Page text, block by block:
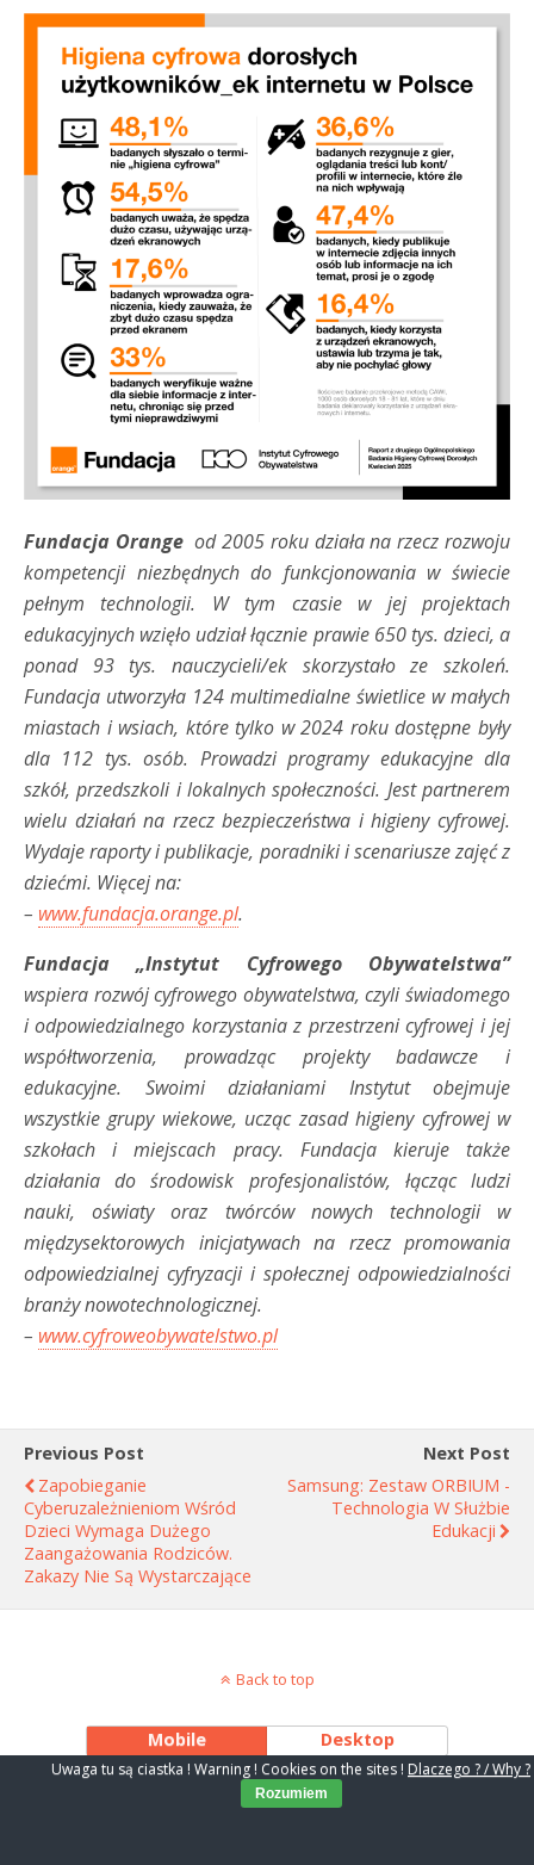
Fundacja Orange od 2005 roku działa na rzecz rozwoju
kompetencji niezbędnych do funkcjonowania w świecie
pełnym technologii. W tym czasie w jejprojektach
edukacyjnych wzięło udział łącznie prawie 650 tys. dzieci, a
ponad 93 tys. nauczycieli/ek skorzystało ze szkoleń.
Fundacja utworzyła 124 multimedialne świetlice w małych
miastach i wsiach, które tylko w 2024 roku dostępne były
dla 112 tys. osób. Prowadzi programy edukacyjne dla
szkół, przedszkoli i lokalnych społeczności. Jest partnerem
wielu działań na rzecz bezpieczeństwa i higieny cyfrowej.
Wydaje raporty i publikacje, poradniki i scenariusze zajęć z
dziećmi. Więcej na:
– www.fundacja.orange.pl.
Fundacja „Instytut Cyfrowego Obywatelstwa”
wspiera rozwój cyfrowego obywatelstwa, czyli świadomego
i odpowiedzialnego korzystania z przestrzeni cyfrowej i jej
współtworzenia, prowadząc projekty badawcze i
edukacyjne. Swoimi działaniami Instytut obejmuje
wszystkie grupy wiekowe, ucząc zasad higieny cyfrowej w
szkołach i miejscach pracy. Fundacja kieruje także
działania do środowisk profesjonalistów, łącząc ludzi
nauki, oświaty oraz twórców nowych technologii w
międzysektorowych inicjatywach na rzecz promowania
odpowiedzialnej cyfryzacji i społecznej odpowiedzialności
branży nowotechnologicznej.
– www.cyfroweobywatelstwo.pl
Previous Post
Zapobieganie
Cyberuzależnieniom Wśród
Dzieci Wymaga Dużego
Zaangażowania Rodziców.
Zakazy Nie Są Wystarczające
Next Post
Samsung: Zestaw ORBIUM -
Technologia W Służbie
Edukacji
Back to top
Mobile Desktop
Uwaga tu są ciastka ! Warning ! Cookies on the sites ! Dlaczego ? / Why ?
Rozumiem